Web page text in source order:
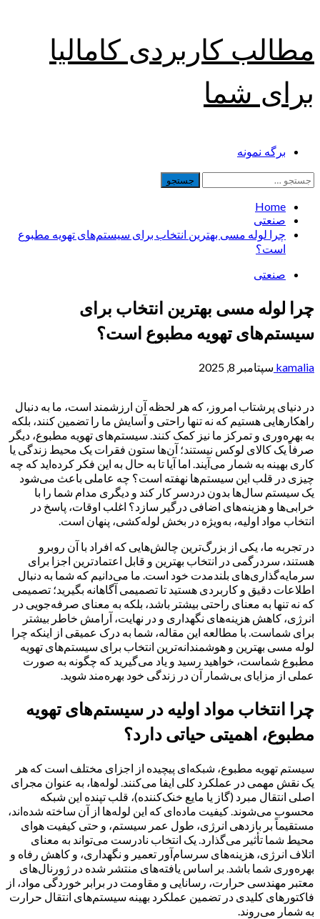
to
content
مطالب کاربردی کامالیا
برای شما
Primaryبرگه نمونه
جستجو
برای:
Home
صنعتی
چرا لوله مسی بهترین انتخاب برای سیستم‌های تهویه مطبوع
است؟
صنعتی
چرا لوله مسی بهترین انتخاب برای
سیستم‌های تهویه مطبوع است؟
kamalia سپتامبر 8, 2025
در دنیای پرشتاب امروز، که هر لحظه آن ارزشمند است، ما به دنبال
راهکارهایی هستیم که نه تنها راحتی و آسایش ما را تضمین کنند، بلکه
به بهره‌وری و تمرکز ما نیز کمک کنند. سیستم‌های تهویه مطبوع، دیگر
صرفاً یک کالای لوکس نیستند؛ آن‌ها ستون فقرات یک محیط زندگی یا
کاری بهینه به شمار می‌آیند. اما آیا تا به حال به این فکر کرده‌اید که چه
چیزی در قلب این سیستم‌ها نهفته است؟ چه عاملی باعث می‌شود
یک سیستم سال‌ها بدون دردسر کار کند و دیگری مدام شما را با
خرابی‌ها و هزینه‌های اضافی درگیر سازد؟ اغلب اوقات، پاسخ در
انتخاب مواد اولیه، به‌ویژه در بخش لوله‌کشی، پنهان است.
در تجربه ما، یکی از بزرگ‌ترین چالش‌هایی که افراد با آن روبرو
هستند، سردرگمی در انتخاب بهترین و قابل اعتمادترین اجزا برای
سرمایه‌گذاری‌های بلندمدت خود است. ما می‌دانیم که شما به دنبال
اطلاعات دقیق و کاربردی هستید تا تصمیمی آگاهانه بگیرید؛ تصمیمی
که نه تنها به معنای راحتی بیشتر باشد، بلکه به معنای صرفه‌جویی در
انرژی، کاهش هزینه‌های نگهداری و در نهایت، آرامش خاطر بیشتر
برای شماست. با مطالعه این مقاله، شما به درک عمیقی از اینکه چرا
لوله مسی بهترین و هوشمندانه‌ترین انتخاب برای سیستم‌های تهویه
مطبوع شماست، خواهید رسید و یاد می‌گیرید که چگونه به صورت
عملی از مزایای بی‌شمار آن در زندگی خود بهره‌مند شوید.
چرا انتخاب مواد اولیه در سیستم‌های تهویه
مطبوع، اهمیتی حیاتی دارد؟
سیستم تهویه مطبوع، شبکه‌ای پیچیده از اجزای مختلف است که هر
یک نقش مهمی در عملکرد کلی ایفا می‌کنند. لوله‌ها، به عنوان مجرای
اصلی انتقال مبرد (گاز یا مایع خنک‌کننده)، قلب تپنده این شبکه
محسوب می‌شوند. کیفیت ماده‌ای که این لوله‌ها از آن ساخته شده‌اند،
مستقیماً بر بازدهی انرژی، طول عمر سیستم، و حتی کیفیت هوای
محیط شما تأثیر می‌گذارد. یک انتخاب نادرست می‌تواند به معنای
اتلاف انرژی، هزینه‌های سرسام‌آور تعمیر و نگهداری، و کاهش رفاه و
بهره‌وری شما باشد. بر اساس یافته‌های منتشر شده در ژورنال‌های
معتبر مهندسی حرارت، رسانایی و مقاومت در برابر خوردگی مواد، از
فاکتورهای کلیدی در تضمین عملکرد بهینه سیستم‌های انتقال حرارت
به شمار می‌روند.